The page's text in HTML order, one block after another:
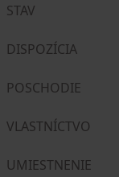
STAV
DISPOZÍCIA
POSCHODIE
VLASTNÍCTVO
UMIESTNENIE